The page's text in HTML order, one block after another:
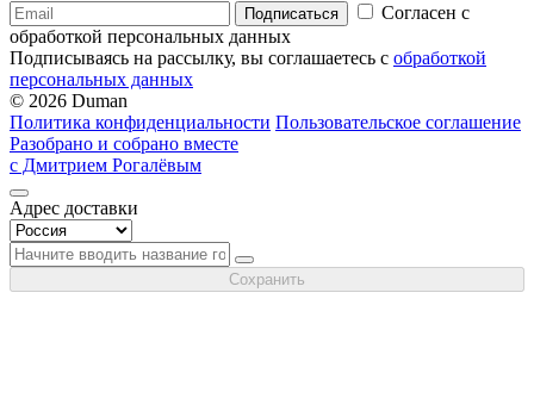
Подписаться
Согласен с
обработкой персональных данных
Подписываясь на рассылку, вы соглашаетесь с обработкой
персональных данных
© 2026 Duman
Политика конфиденциальности Пользовательское соглашение
Разобрано и собрано вместе
с Дмитрием Рогалёвым
Адрес доставки
Сохранить